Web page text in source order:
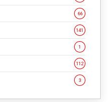
66
141
1
112
3